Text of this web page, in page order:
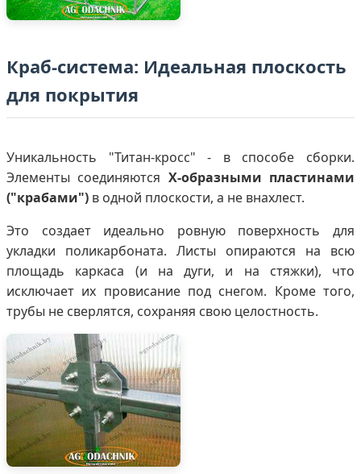
Краб-система: Идеальная плоскость
для покрытия
Уникальность "Титан-кросс" - в способе сборки.
Элементы соединяются Х-образными пластинами
("крабами") в одной плоскости, а не внахлест.
Это создает идеально ровную поверхность для
укладки поликарбоната. Листы опираются на всю
площадь каркаса (и на дуги, и на стяжки), что
исключает их провисание под снегом. Кроме того,
трубы не сверлятся, сохраняя свою целостность.